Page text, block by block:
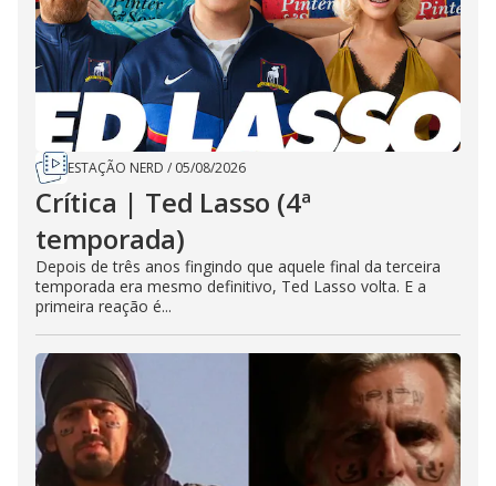
ESTAÇÃO NERD / 05/08/2026
Crítica | Ted Lasso (4ª
temporada)
Depois de três anos fingindo que aquele final da terceira
temporada era mesmo definitivo, Ted Lasso volta. E a
primeira reação é...